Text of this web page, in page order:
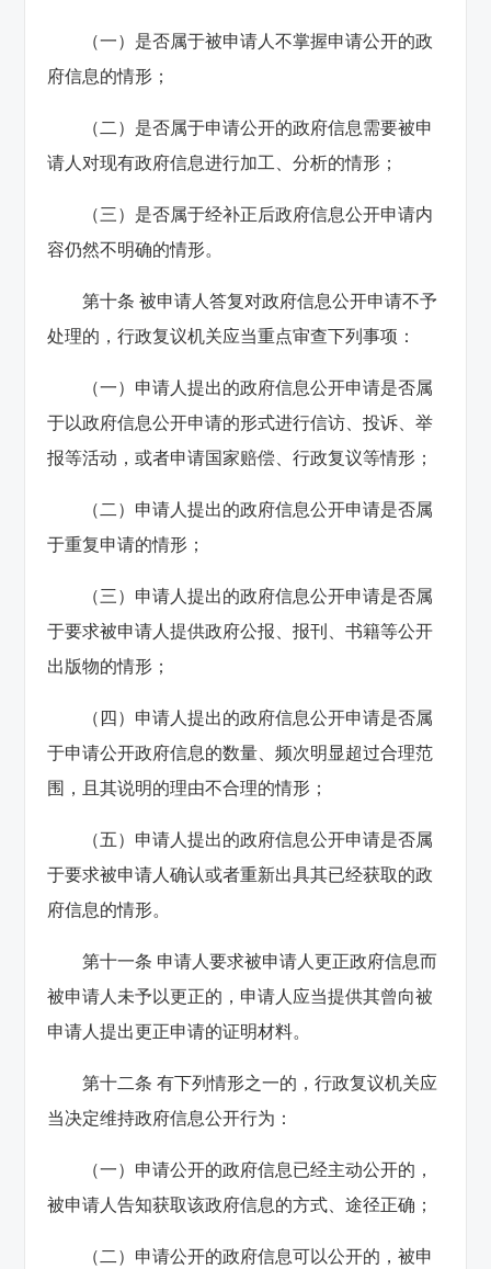
（一）是否属于被申请人不掌握申请公开的政
府信息的情形；
（二）是否属于申请公开的政府信息需要被申
请人对现有政府信息进行加工、分析的情形；
（三）是否属于经补正后政府信息公开申请内
容仍然不明确的情形。
第十条 被申请人答复对政府信息公开申请不予
处理的，行政复议机关应当重点审查下列事项：
（一）申请人提出的政府信息公开申请是否属
于以政府信息公开申请的形式进行信访、投诉、举
报等活动，或者申请国家赔偿、行政复议等情形；
（二）申请人提出的政府信息公开申请是否属
于重复申请的情形；
（三）申请人提出的政府信息公开申请是否属
于要求被申请人提供政府公报、报刊、书籍等公开
出版物的情形；
（四）申请人提出的政府信息公开申请是否属
于申请公开政府信息的数量、频次明显超过合理范
围，且其说明的理由不合理的情形；
（五）申请人提出的政府信息公开申请是否属
于要求被申请人确认或者重新出具其已经获取的政
府信息的情形。
第十一条 申请人要求被申请人更正政府信息而
被申请人未予以更正的，申请人应当提供其曾向被
申请人提出更正申请的证明材料。
第十二条 有下列情形之一的，行政复议机关应
当决定维持政府信息公开行为：
（一）申请公开的政府信息已经主动公开的，
被申请人告知获取该政府信息的方式、途径正确；
（二）申请公开的政府信息可以公开的，被申